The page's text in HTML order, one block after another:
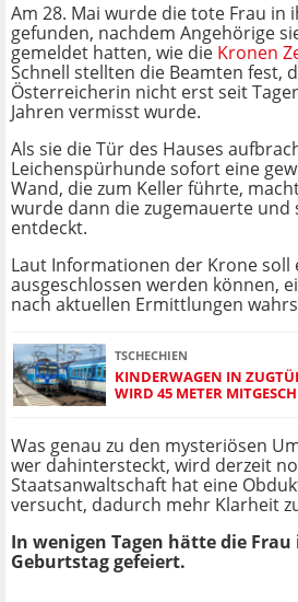
Am 28. Mai wurde die tote Frau in
gefunden, nachdem Angehörige
gemeldet hatten, wie die Kronen
Schnell stellten die Beamten fest,
Österreicherin nicht erst seit
Jahren vermisst wurde.
Als sie die Tür des Hauses
Leichenspürhunde sofort eine
Wand, die zum Keller führte,
wurde dann die zugemauerte und
entdeckt.
Laut Informationen der Krone soll
ausgeschlossen werden können,
nach aktuellen Ermittlungen
TSCHECHIEN
KINDERWAGEN IN
WIRD 45 METER
Was genau zu den mysteriösen
wer dahintersteckt, wird derzeit
Staatsanwaltschaft hat eine
versucht, dadurch mehr Klarheit
In wenigen Tagen hätte die Frau
Geburtstag gefeiert.